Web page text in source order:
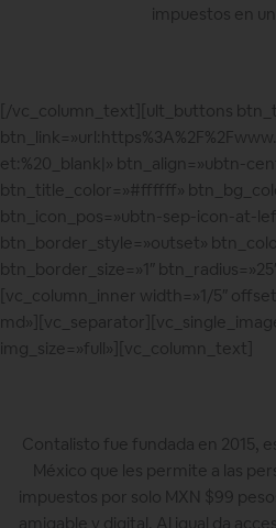
impuestos en un
[/vc_column_text][ult_buttons
et:%20_blank|» btn_align=»ubtn-
btn_title_color=»#ffffff»
btn_icon_pos=»ubtn-sep-icon-at-
btn_border_style=»outset»
btn_border_size=»1″
[vc_column_inner width=»1/5″
img_size=»full»][vc_column_text]
Contalisto fue fundada en 2015,
México que les permite a las
impuestos por solo MXN $99
amigable y digital. Al igual da